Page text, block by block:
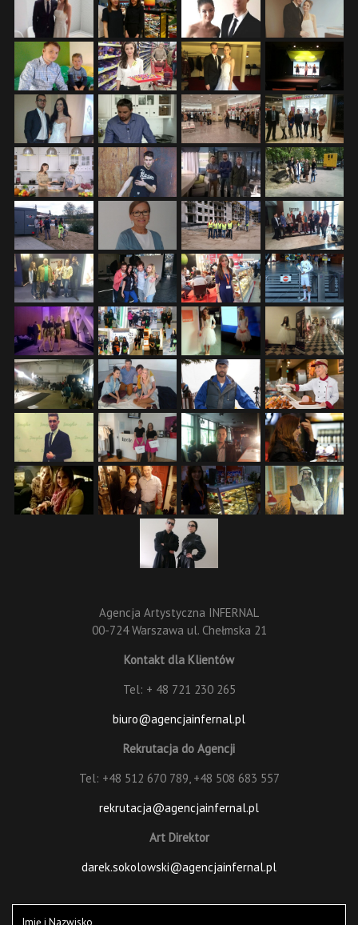
Agencja Artystyczna INFERNAL
00-724 Warszawa ul. Chełmska 21
Kontakt dla Klientów
Tel: + 48 721 230 265
biuro@agencjainfernal.pl
Rekrutacja do Agencji
Tel: +48 512 670 789, +48 508 683 557
rekrutacja@agencjainfernal.pl
Art Direktor
darek.sokolowski@agencjainfernal.pl